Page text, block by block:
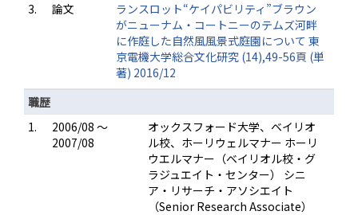
3.
論文
ランスロット“ケイパビリティ”ブラウン
がニューナム・コートニーのテムズ河畔
に作庭した自然風風景式庭園について 東
京電機大学総合文化研究 (14),49-56頁 (単
著) 2016/12
職歴
1.
2006/08 ～
2007/08
オックスフォード大学、ベイリオ
ル校、ホーリウェルマナー ホーリ
ウエルマナー（ベイリオル校・グ
ラジュエイト・センター） シニ
ア・リサーチ・アソシエイト
（Senior Research Associate）